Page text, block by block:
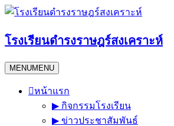
Skip
โรงเรียนดำรงราษฎร์สงเคราะห์
MENUMENU
หน้าแรก
▶︎ กิจกรรมโรงเรียน
▶︎ ข่าวประชาสัมพันธ์